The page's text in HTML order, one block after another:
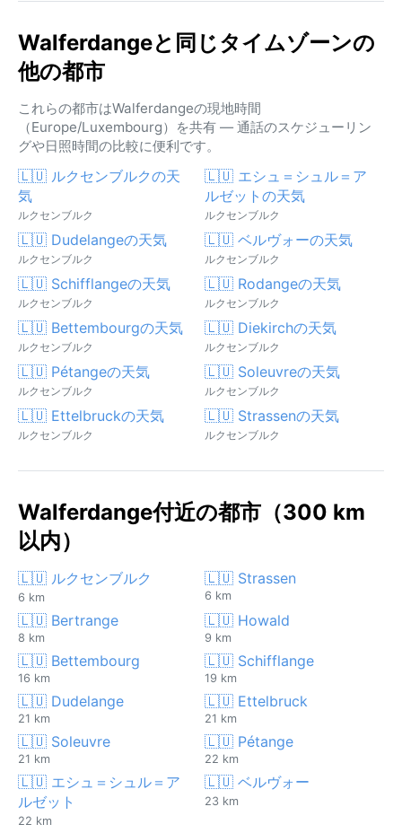
Walferdangeと同じタイムゾーンの
他の都市
これらの都市はWalferdangeの現地時間
（Europe/Luxembourg）を共有 — 通話のスケジューリン
グや日照時間の比較に便利です。
🇱🇺 ルクセンブルクの天
気
ルクセンブルク
🇱🇺 エシュ＝シュル＝ア
ルゼットの天気
ルクセンブルク
🇱🇺 Dudelangeの天気
ルクセンブルク
🇱🇺 ベルヴォーの天気
ルクセンブルク
🇱🇺 Schifflangeの天気
ルクセンブルク
🇱🇺 Rodangeの天気
ルクセンブルク
🇱🇺 Bettembourgの天気
ルクセンブルク
🇱🇺 Diekirchの天気
ルクセンブルク
🇱🇺 Pétangeの天気
ルクセンブルク
🇱🇺 Soleuvreの天気
ルクセンブルク
🇱🇺 Ettelbruckの天気
ルクセンブルク
🇱🇺 Strassenの天気
ルクセンブルク
Walferdange付近の都市（300 km
以内）
🇱🇺 ルクセンブルク
6 km
🇱🇺 Strassen
6 km
🇱🇺 Bertrange
8 km
🇱🇺 Howald
9 km
🇱🇺 Bettembourg
16 km
🇱🇺 Schifflange
19 km
🇱🇺 Dudelange
21 km
🇱🇺 Ettelbruck
21 km
🇱🇺 Soleuvre
21 km
🇱🇺 Pétange
22 km
🇱🇺 エシュ＝シュル＝ア
ルゼット
22 km
🇱🇺 ベルヴォー
23 km